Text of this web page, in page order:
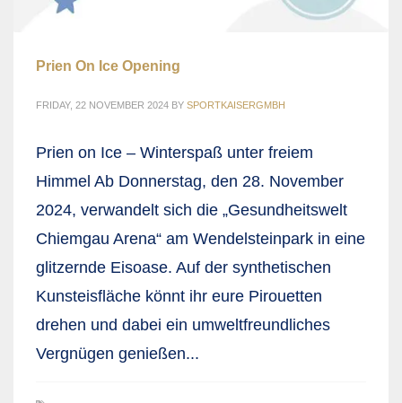
Prien On Ice Opening
FRIDAY, 22 NOVEMBER 2024 BY SPORTKAISERGMBH
Prien on Ice – Winterspaß unter freiem
Himmel Ab Donnerstag, den 28. November
2024, verwandelt sich die „Gesundheitswelt
Chiemgau Arena“ am Wendelsteinpark in eine
glitzernde Eisoase. Auf der synthetischen
Kunsteisfläche könnt ihr eure Pirouetten
drehen und dabei ein umweltfreundliches
Vergnügen genießen...